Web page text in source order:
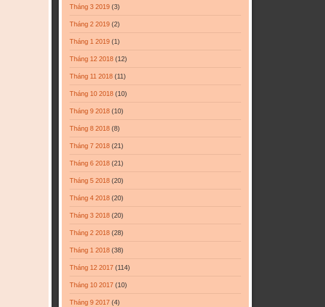
Tháng 3 2019 (3)
Tháng 2 2019 (2)
Tháng 1 2019 (1)
Tháng 12 2018 (12)
Tháng 11 2018 (11)
Tháng 10 2018 (10)
Tháng 9 2018 (10)
Tháng 8 2018 (8)
Tháng 7 2018 (21)
Tháng 6 2018 (21)
Tháng 5 2018 (20)
Tháng 4 2018 (20)
Tháng 3 2018 (20)
Tháng 2 2018 (28)
Tháng 1 2018 (38)
Tháng 12 2017 (114)
Tháng 10 2017 (10)
Tháng 9 2017 (4)